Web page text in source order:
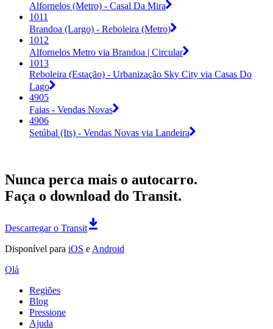
Alfornelos (Metro) - Casal Da Mira
1011
Brandoa (Largo) - Reboleira (Metro)
1012
Alfornelos Metro via Brandoa | Circular
1013
Reboleira (Estação) - Urbanização Sky City via Casas Do
Lago
4905
Faias - Vendas Novas
4906
Setúbal (Its) - Vendas Novas via Landeira
Nunca perca mais o autocarro.
Faça o download do Transit.
Descarregar o Transit
Disponível para iOS e Android
Olá
Regiões
Blog
Pressione
Ajuda